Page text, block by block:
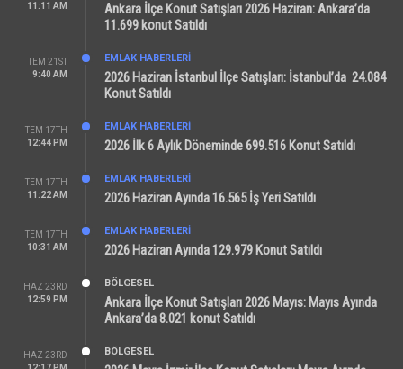
11:11 AM
Ankara İlçe Konut Satışları 2026 Haziran: Ankara’da
11.699 konut Satıldı
TEM 21ST
9:40 AM
EMLAK HABERLERI
2026 Haziran İstanbul İlçe Satışları: İstanbul’da 24.084
Konut Satıldı
TEM 17TH
12:44 PM
EMLAK HABERLERI
2026 İlk 6 Aylık Döneminde 699.516 Konut Satıldı
TEM 17TH
11:22 AM
EMLAK HABERLERI
2026 Haziran Ayında 16.565 İş Yeri Satıldı
TEM 17TH
10:31 AM
EMLAK HABERLERI
2026 Haziran Ayında 129.979 Konut Satıldı
HAZ 23RD
12:59 PM
BÖLGESEL
Ankara İlçe Konut Satışları 2026 Mayıs: Mayıs Ayında
Ankara’da 8.021 konut Satıldı
HAZ 23RD
BÖLGESEL